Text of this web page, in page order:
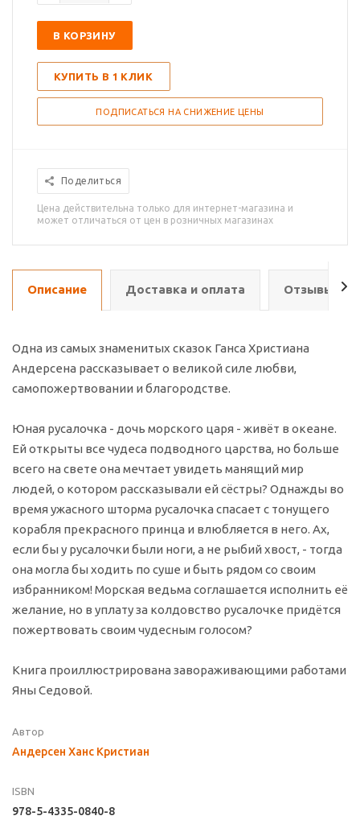
В КОРЗИНУ
КУПИТЬ В 1 КЛИК
ПОДПИСАТЬСЯ НА СНИЖЕНИЕ ЦЕНЫ
Поделиться
Цена действительна только для интернет-магазина и
может отличаться от цен в розничных магазинах
Описание Доставка и оплата Отзывы о
Одна из самых знаменитых сказок Ганса Христиана
Андерсена рассказывает о великой силе любви,
самопожертвовании и благородстве.
Юная русалочка - дочь морского царя - живёт в океане.
Ей открыты все чудеса подводного царства, но больше
всего на свете она мечтает увидеть манящий мир
людей, о котором рассказывали ей сёстры? Однажды во
время ужасного шторма русалочка спасает с тонущего
корабля прекрасного принца и влюбляется в него. Ах,
если бы у русалочки были ноги, а не рыбий хвост, - тогда
она могла бы ходить по суше и быть рядом со своим
избранником! Морская ведьма соглашается исполнить её
желание, но в уплату за колдовство русалочке придётся
пожертвовать своим чудесным голосом?
Книга проиллюстрирована завораживающими работами
Яны Седовой.
Автор
Андерсен Ханс Кристиан
ISBN
978-5-4335-0840-8